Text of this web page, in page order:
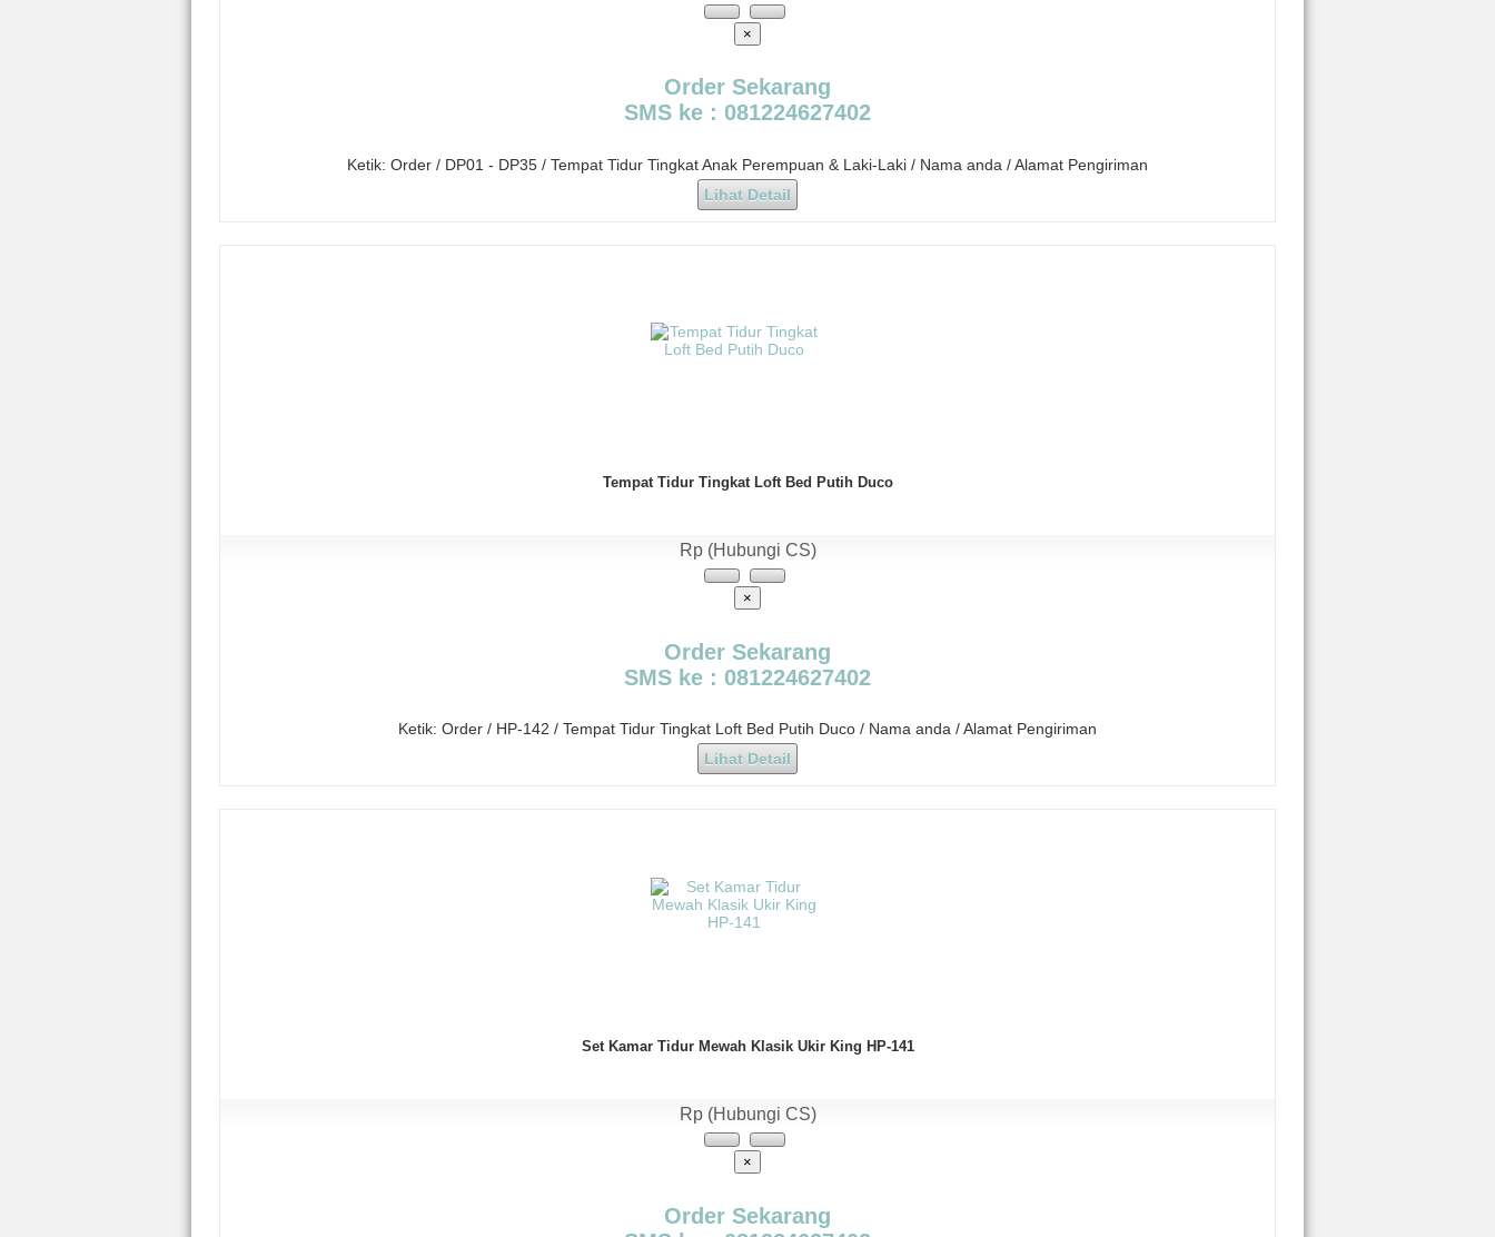
×
Order Sekarang
SMS ke : 081224627402
Ketik: Order / DP01 - DP35 / Tempat Tidur Tingkat Anak Perempuan & Laki-Laki / Nama anda / Alamat Pengiriman
Lihat Detail
Tempat Tidur Tingkat Loft Bed Putih Duco
Rp (Hubungi CS)
×
Order Sekarang
SMS ke : 081224627402
Ketik: Order / HP-142 / Tempat Tidur Tingkat Loft Bed Putih Duco / Nama anda / Alamat Pengiriman
Lihat Detail
Set Kamar Tidur Mewah Klasik Ukir King HP-141
Rp (Hubungi CS)
×
Order Sekarang